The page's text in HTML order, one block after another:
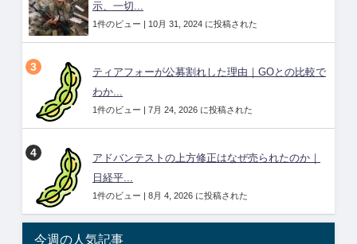
示、一切...
1件のビュー | 10月 31, 2024 に投稿された
ティアフォーが公募割れした理由｜GOとの比較で
わか...
1件のビュー | 7月 24, 2026 に投稿された
アドバンテストの上方修正はなぜ売られたのか｜
日経平...
1件のビュー | 8月 4, 2026 に投稿された
今週の人気記事